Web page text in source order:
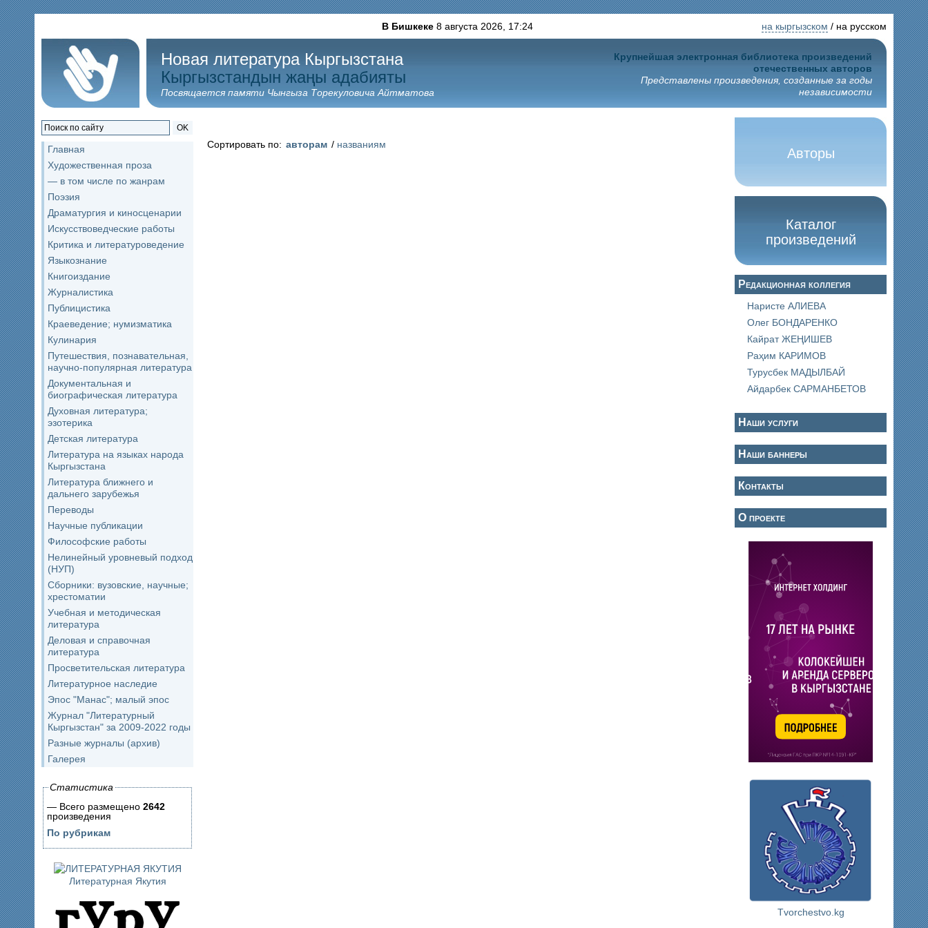
В Бишкеке8 августа 2026, 17:24 на кыргызском / на русском
Новая литература Кыргызстана
Кыргызстандын жаңы адабияты
Посвящается памяти Чынгыза Торекуловича Айтматова
Крупнейшая электронная библиотека произведений
отечественных авторов
Представлены произведения, созданные за годы
независимости
OK
Главная
Художественная проза
— в том числе по жанрам
Поэзия
Драматургия и киносценарии
Искусствоведческие работы
Критика и литературоведение
Языкознание
Книгоиздание
Журналистика
Публицистика
Краеведение; нумизматика
Кулинария
Путешествия, познавательная,
научно-популярная литература
Документальная и
биографическая литература
Духовная литература;
эзотерика
Детская литература
Литература на языках народа
Кыргызстана
Литература ближнего и
дальнего зарубежья
Переводы
Научные публикации
Философские работы
Нелинейный уровневый подход
(НУП)
Сборники: вузовские, научные;
хрестоматии
Учебная и методическая
литература
Деловая и справочная
литература
Просветительская литература
Литературное наследие
Эпос "Манас"; малый эпос
Журнал "Литературный
Кыргызстан" за 2009-2022 годы
Разные журналы (архив)
Галерея
Статистика
— Всего размещено 2642
произведения
По рубрикам
Литературная Якутия
Сортировать по: авторам / названиям
Авторы
Каталог
произведений
Редакционная коллегия
Наристе АЛИЕВА
Олег БОНДАРЕНКО
Кайрат ЖЕҢИШЕВ
Раҳим КАРИМОВ
Турусбек МАДЫЛБАЙ
Айдарбек САРМАНБЕТОВ
Наши услуги
Наши баннеры
Контакты
О проекте
Tvorchestvo.kg